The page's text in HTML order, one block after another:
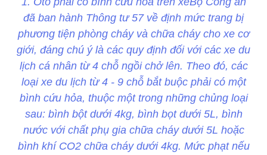
đã ban hành Thông tư 57 về định mức trang bị
phương tiện phòng cháy và chữa cháy cho xe cơ
giới, đáng chú ý là các quy định đối với các xe du
lịch cá nhân từ 4 chỗ ngồi chở lên. Theo đó, các
loại xe du lịch từ 4 - 9 chỗ bắt buộc phải có một
bình cứu hỏa, thuộc một trong những chủng loại
sau: bình bột dưới 4kg, bình bọt dưới 5L, bình
nước với chất phụ gia chữa cháy dưới 5L hoặc
bình khí CO2 chữa cháy dưới 4kg. Mức phạt nếu